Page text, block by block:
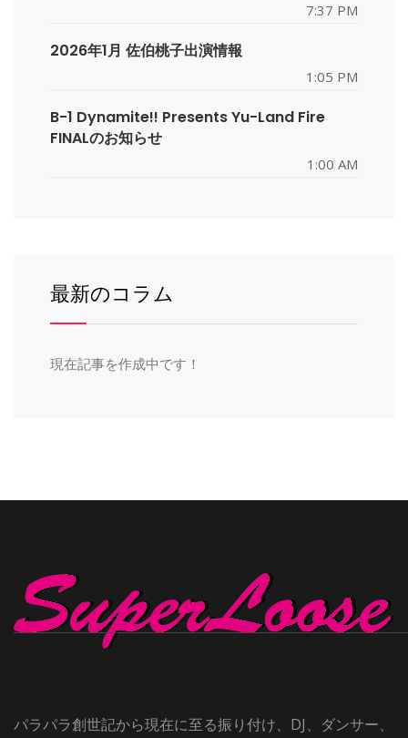
7:37 PM
2026年1月 佐伯桃子出演情報
1:05 PM
B-1 Dynamite!! Presents Yu-Land Fire
FINALのお知らせ
1:00 AM
最新のコラム
現在記事を作成中です！
パラパラ創世記から現在に至る振り付け、DJ、ダンサー、